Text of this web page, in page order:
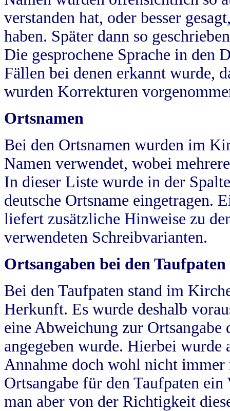
verstanden hat, oder besser
haben. Später dann so
Die gesprochene Sprache in
Fällen bei denen erkannt wurde,
wurden Korrekturen
Ortsnamen
Bei den Ortsnamen wurden im
Namen verwendet, wobei
In dieser Liste wurde in der
deutsche Ortsname eingetragen.
liefert zusätzliche Hinweise zu
verwendeten Schreibvarianten.
Ortsangaben bei den Taufpaten
Bei den Taufpaten stand im
Herkunft. Es wurde deshalb
eine Abweichung zur
angegeben wurde. Hierbei wurde
Annahme doch wohl nicht
Ortsangabe für den Taufpaten
man aber von der Richtigkeit